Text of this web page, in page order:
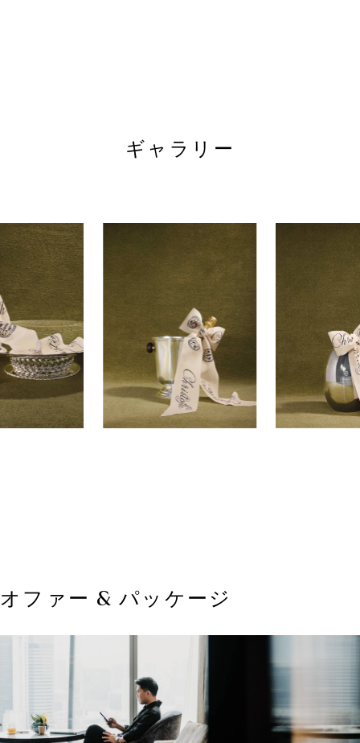
ギャラリー
オファー & パッケージ